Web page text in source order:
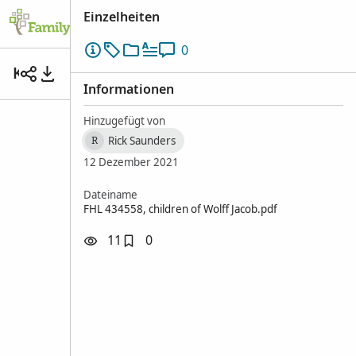
Kein Titel
Einzelheiten
0
Informationen
Hinzugefügt von
R
Rick Saunders
12 Dezember 2021
Dateiname
FHL 434558, children of Wolff Jacob.pdf
11 0